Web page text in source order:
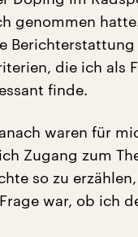
genommen
die ich als
finde.
waren für
Zugang zum
so zu
war, ob ich